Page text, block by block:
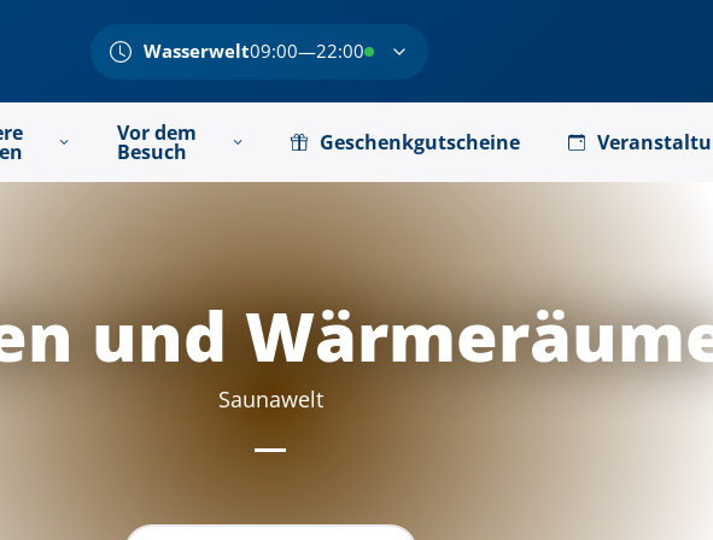
Wasserwelt09:00—22:00
Vor dem
Besuch Geschenkgutscheine
und
Saunawelt